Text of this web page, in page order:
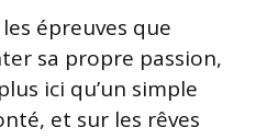
épreuves que
sa propre passion,
ici qu’un simple
et sur les rêves